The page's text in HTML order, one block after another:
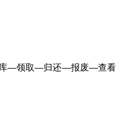
—领取—归还—报废—查看